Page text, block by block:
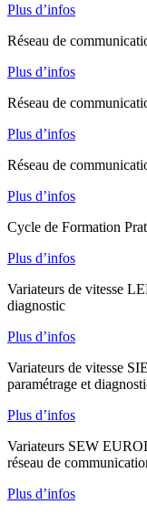
Plus d’infos
Réseau de
Plus d’infos
Réseau de
Plus d’infos
Réseau de
Plus d’infos
Cycle de Formation
Plus d’infos
Variateurs de vitesse
diagnostic
Plus d’infos
Variateurs de vitesse
paramétrage et
Plus d’infos
Variateurs SEW
réseau de
Plus d’infos